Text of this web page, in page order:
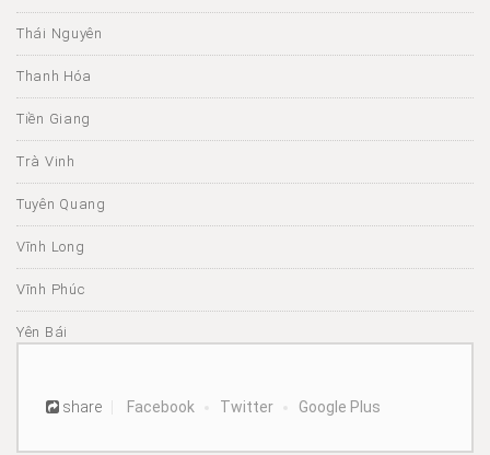
Thái Nguyên
Thanh Hóa
Tiền Giang
Trà Vinh
Tuyên Quang
Vĩnh Long
Vĩnh Phúc
Yên Bái
share Facebook Twitter Google Plus